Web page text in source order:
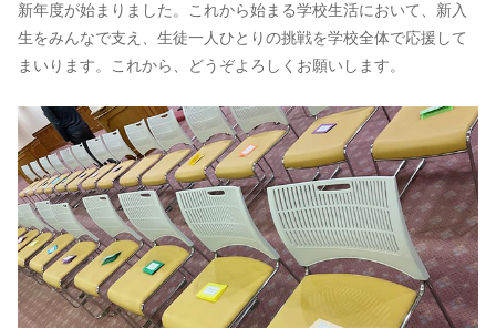
新年度が始まりました。これから始まる学校生活において、新入
生をみんなで支え、生徒一人ひとりの挑戦を学校全体で応援して
まいります。これから、どうぞよろしくお願いします。